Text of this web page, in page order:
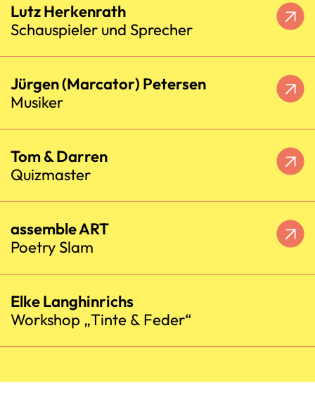
Lutz Herkenrath
Schauspieler und Sprecher
Jürgen (Marcator) Petersen
Musiker
Tom & Darren
Quizmaster
assemble ART
Poetry Slam
Elke Langhinrichs
Workshop „Tinte & Feder“